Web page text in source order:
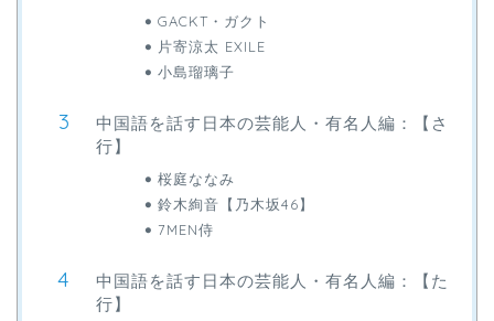
GACKT・ガクト
片寄涼太 EXILE
小島瑠璃子
中国語を話す日本の芸能人・有名人編：【さ
行】
桜庭ななみ
鈴木絢音【乃木坂46】
7MEN侍
中国語を話す日本の芸能人・有名人編：【た
行】